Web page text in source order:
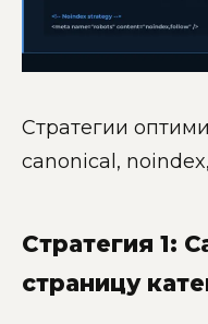
Стратегии
canonical,
Стратегия 1:
страницу